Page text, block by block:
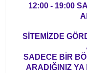
12:00 - 19:00
SİTEMİZDE
SADECE BİR
ARADIĞINIZ YA